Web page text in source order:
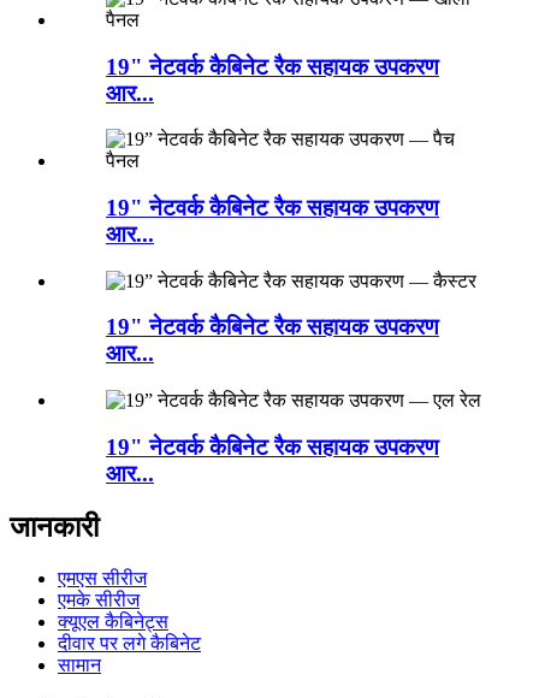
19" नेटवर्क कैबिनेट रैक सहायक उपकरण
आर...
19" नेटवर्क कैबिनेट रैक सहायक उपकरण
आर...
19" नेटवर्क कैबिनेट रैक सहायक उपकरण
आर...
19" नेटवर्क कैबिनेट रैक सहायक उपकरण
आर...
जानकारी
एमएस सीरीज
एमके सीरीज
क्यूएल कैबिनेट्स
दीवार पर लगे कैबिनेट
सामान